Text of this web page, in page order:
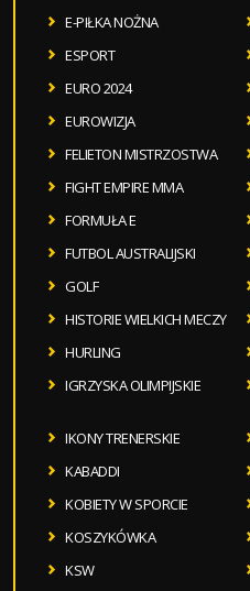
E-PIŁKA NOŻNA
ESPORT
EURO 2024
EUROWIZJA
FELIETON MISTRZOSTWA
FIGHT EMPIRE MMA
FORMUŁA E
FUTBOL AUSTRALIJSKI
GOLF
HISTORIE WIELKICH MECZY
HURLING
IGRZYSKA OLIMPIJSKIE
IKONY TRENERSKIE
KABADDI
KOBIETY W SPORCIE
KOSZYKÓWKA
KSW